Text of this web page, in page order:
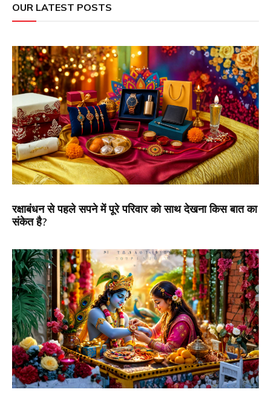
OUR LATEST POSTS
रक्षाबंधन से पहले सपने में पूरे परिवार को साथ देखना किस बात का
संकेत है?